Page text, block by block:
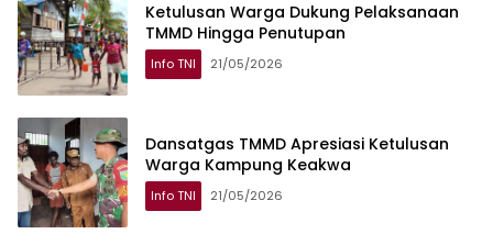
Ketulusan Warga Dukung Pelaksanaan
TMMD Hingga Penutupan
Info TNI 21/05/2026
Dansatgas TMMD Apresiasi Ketulusan
Warga Kampung Keakwa
Info TNI 21/05/2026